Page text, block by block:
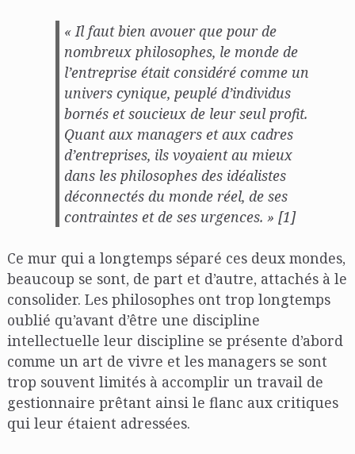
« Il faut bien avouer que pour de
nombreux philosophes, le monde de
l’entreprise était considéré comme un
univers cynique, peuplé d’individus
bornés et soucieux de leur seul profit.
Quant aux managers et aux cadres
d’entreprises, ils voyaient au mieux
dans les philosophes des idéalistes
déconnectés du monde réel, de ses
contraintes et de ses urgences. » [1]
Ce mur qui a longtemps séparé ces deux mondes,
beaucoup se sont, de part et d’autre, attachés à le
consolider. Les philosophes ont trop longtemps
oublié qu’avant d’être une discipline
intellectuelle leur discipline se présente d’abord
comme un art de vivre et les managers se sont
trop souvent limités à accomplir un travail de
gestionnaire prêtant ainsi le flanc aux critiques
qui leur étaient adressées.